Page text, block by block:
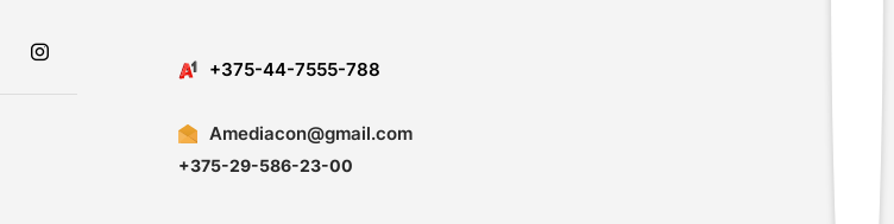
​​+375-44-7555-788
Amediacon@gmail.com
+375-29-586-23-00